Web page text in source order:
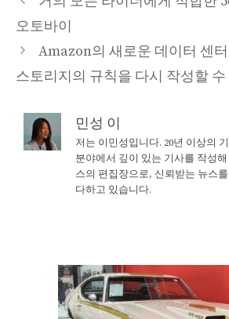
오토바이
Amazon의 새로운 데이터 센
스토리지의 규칙을 다시 작성할
민성 이
저는 이민성입니다. 20년 이상의
분야에서 깊이 있는 기사를 작성
스의 편집장으로, 신뢰받는 뉴스
다하고 있습니다.